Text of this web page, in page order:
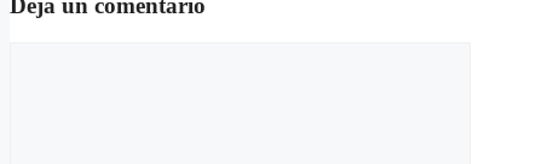
Deja un comentario